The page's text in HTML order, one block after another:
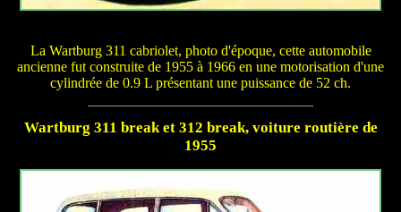
La Wartburg 311 cabriolet, photo d'époque, cette automobile
ancienne fut construite de 1955 à 1966 en une motorisation d'une
cylindrée de 0.9 L présentant une puissance de 52 ch.
Wartburg 311 break et 312 break, voiture routière de
1955